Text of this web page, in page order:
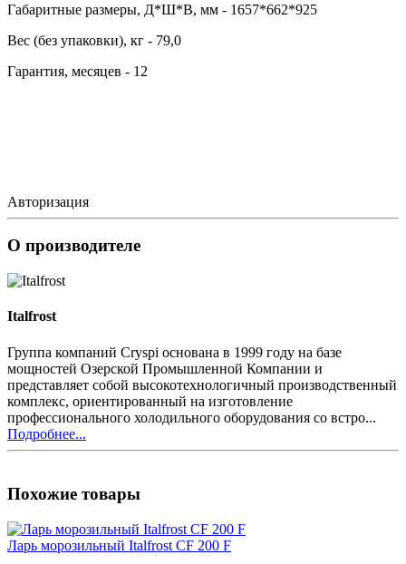
Габаритные размеры, Д*Ш*В, мм - 1657*662*925
Вес (без упаковки), кг - 79,0
Гарантия, месяцев - 12
Авторизация
О производителе
Italfrost
Группа компаний Cryspi основана в 1999 году на базе
мощностей Озерской Промышленной Компании и
представляет собой высокотехнологичный производственный
комплекс, ориентированный на изготовление
профессионального холодильного оборудования со встро...
Подробнее...
Похожие товары
Ларь морозильный Italfrost CF 200 F